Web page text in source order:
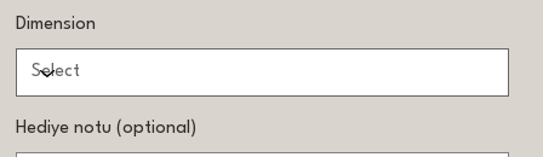
Dimension
Hediye notu (optional)